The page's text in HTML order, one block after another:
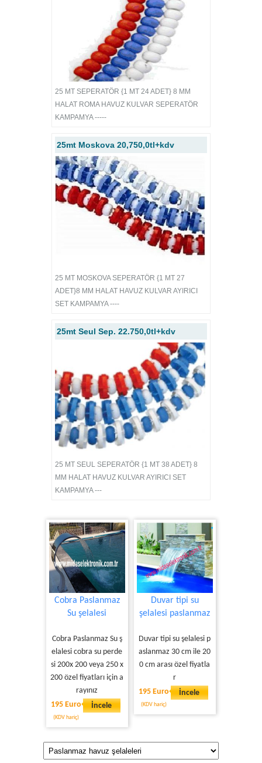
25 MT SEPERATÖR {1 MT 24 ADET} 8 MM
HALAT ROMA HAVUZ KULVAR SEPERATÖR
KAMPAMYA -----
25mt Moskova 20,750,0tl+kdv
25 MT MOSKOVA SEPERATÖR {1 MT 27
ADET}8 MM HALAT HAVUZ KULVAR AYIRICI
SET KAMPAMYA ----
25mt Seul Sep. 22.750,0tl+kdv
25 MT SEUL SEPERATÖR {1 MT 38 ADET} 8
MM HALAT HAVUZ KULVAR AYIRICI SET
KAMPAMYA ---
Cobra Paslanmaz
Su şelalesi
Cobra Paslanmaz Su ş
elalesi cobra su perde
si 200x 200 veya 250 x
200 özel fiyatları için a
rayınız
195 Euro
(KDV hariç)
İncele
Duvar tipi su
şelalesi paslanmaz
Duvar tipi su şelalesi p
aslanmaz 30 cm ile 20
0 cm arası özel fiyatla
r
195 Euro
(KDV hariç)
İncele